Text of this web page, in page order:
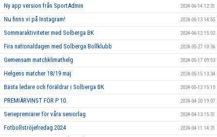
Ny app version från SportAdmin 2024-06-14 12:31
Nu finns vi på Instagram! 2024-06-13 14:55
Sommaraktiviteter med Solberga BK 2024-06-12 15:02
Fira nationaldagen med Solberga Bollklubb 2024-05-27 10:36
Gemensam matchklimathelg 2024-05-17 09:53
Helgens matcher 18/19 maj 2024-05-15 13:34
Bästa ledare och föräldrar i Solberga BK 2024-05-12 15:10
PREMIÄRVINST FÖR P 10. 2024-04-20 19:07
Seriepremiärer för våra seniorlag 2024-04-13 15:31
Fotbollströjefredag 2024 2024-04-11 14:31